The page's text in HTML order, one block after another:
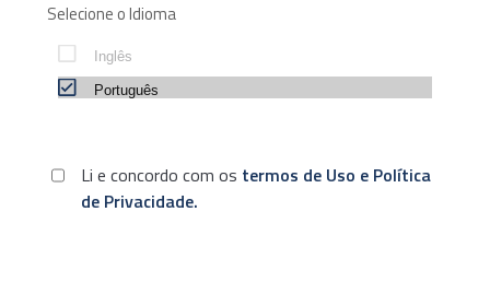
Selecione o Idioma
Li e concordo com os termos de Uso e Política
de Privacidade.